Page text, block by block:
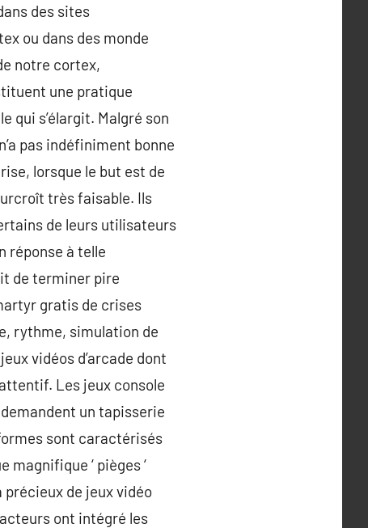
des sites
ou dans des monde
notre cortex,
une pratique
qui s’élargit. Malgré son
pas indéfiniment bonne
lorsque le but est de
très faisable. Ils
de leurs utilisateurs
réponse à telle
de terminer pire
gratis de crises
rythme, simulation de
vidéos d’arcade dont
Les jeux console
demandent un tapisserie
sont caractérisés
magnifique ‘ pièges ‘
de jeux vidéo
ont intégré les